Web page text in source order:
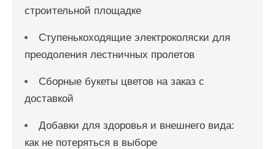
строительной площадке
Ступенькоходящие электроколяски для
преодоления лестничных пролетов
Сборные букеты цветов на заказ с
доставкой
Добавки для здоровья и внешнего вида:
как не потеряться в выборе